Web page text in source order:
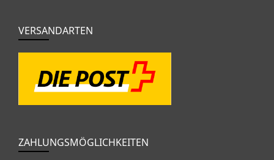
VERSANDARTEN
ZAHLUNGSMÖGLICHKEITEN